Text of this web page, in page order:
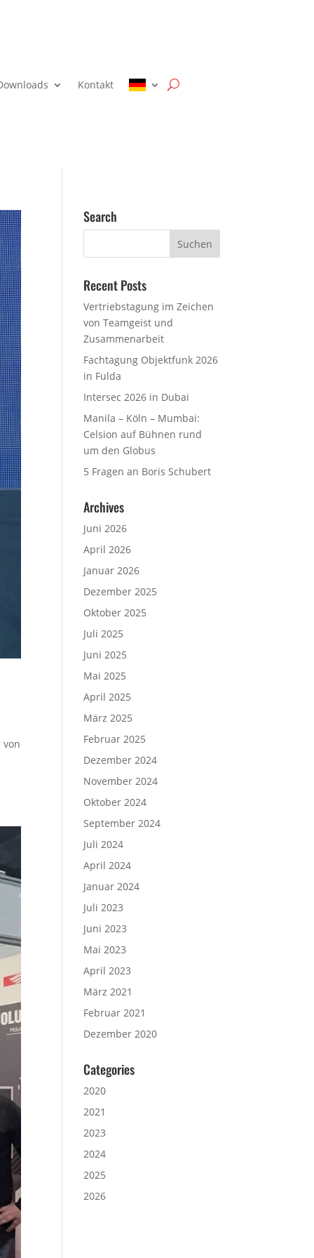
Kontakt
von
Search
Recent Posts
Vertriebstagung im Zeichen
von Teamgeist und
Zusammenarbeit
Fachtagung Objektfunk 2026
in Fulda
Intersec 2026 in Dubai
Manila – Köln – Mumbai:
Celsion auf Bühnen rund
um den Globus
5 Fragen an Boris Schubert
Archives
Juni 2026
April 2026
Januar 2026
Dezember 2025
Oktober 2025
Juli 2025
Juni 2025
Mai 2025
April 2025
März 2025
Februar 2025
Dezember 2024
November 2024
Oktober 2024
September 2024
Juli 2024
April 2024
Januar 2024
Juli 2023
Juni 2023
Mai 2023
April 2023
März 2021
Februar 2021
Dezember 2020
Categories
2020
2021
2023
2024
2025
2026